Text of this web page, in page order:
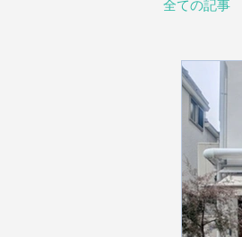
全ての記事